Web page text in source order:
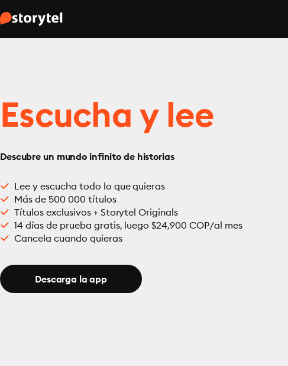
Escucha y lee
Descubre un mundo infinito de historias
Lee y escucha todo lo que quieras
Más de 500 000 títulos
Títulos exclusivos + Storytel Originals
14 días de prueba gratis, luego $24,900 COP/al mes
Cancela cuando quieras
Descarga la app